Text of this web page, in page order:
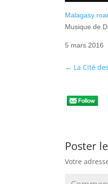
Malagasy
Musique de
5 mars 2016
← La Cité
Poster
Votre